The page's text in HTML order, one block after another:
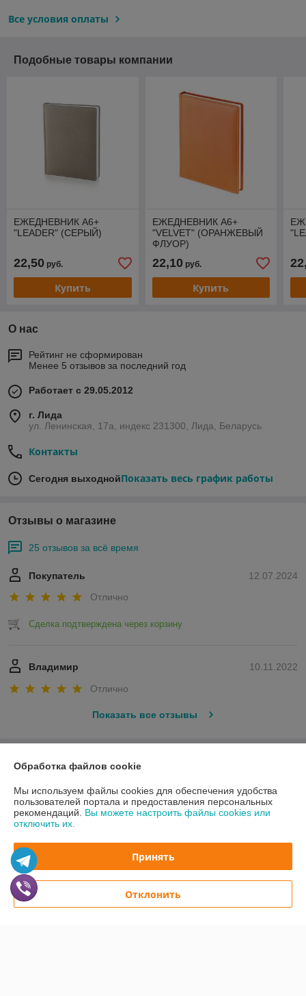
Все условия оплаты
Подобные товары компании
ЕЖЕДНЕВНИК А6+
"LEADER" (СЕРЫЙ)
22,50 руб.
Купить
ЕЖЕДНЕВНИК А6+
"VELVET" (ОРАНЖЕВЫЙ
ФЛУОР)
22,10руб.
Купить
О нас
Рейтинг не сформирован
Менее 5 отзывов за последний год
Работает с 29.05.2012
г. Лида
ул. Ленинская, 17а, индекс 231300, Лида, Беларусь
Контакты
Сегодня выходнойПоказать весь график работы
Отзывы о магазине
25 отзывов за всё время
12.07.2024
Покупатель
Отлично
Сделка подтверждена через корзину
10.11.2022
Владимир
Отлично
Показать все отзывы
О нас
Контакты
Доставка и оплата
График работы
Полная версия сайта
Обработка файлов cookie
Мы используем файлы cookies для обеспечения удобства
пользователей портала и предоставления персональных
рекомендаций. Вы можете настроить файлы cookies или
отключить их.
Принять
Отклонить